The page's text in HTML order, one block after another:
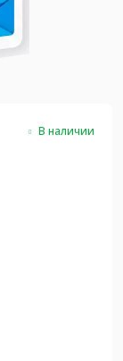
В наличии